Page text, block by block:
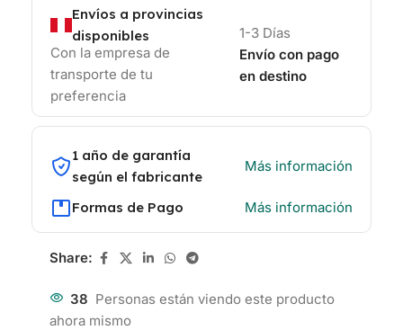
Envíos a provincias
disponibles
Con la empresa de
transporte de tu
preferencia
1-3 Días
Envío con pago
en destino
1 año de garantía
según el fabricante
Más información
Formas de Pago Más información
Share:
38 Personas están viendo este producto
ahora mismo